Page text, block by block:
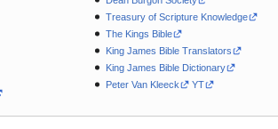
Treasury of Scripture Knowledge
The Kings Bible
King James Bible Translators
King James Bible Dictionary
Peter Van Kleeck
YT